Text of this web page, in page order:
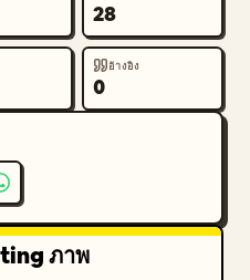
28
อ้างอิง
0
ภาพ